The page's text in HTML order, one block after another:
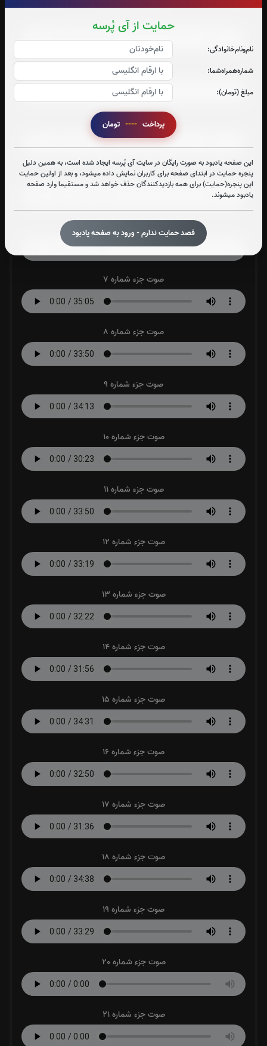
حمایت از آی پُرسه
نام‌و‌نام‌خانوادگی:
شماره‌همراه‌شما:
مبلغ (تومان):
پرداخت ----
این صفحه یادبود به صورت رایگان در سایت آی پُرسه ایجاد شده است، به همین دلیل
پنجره حمایت در ابتدای صفحه برای کاربران نمایش داده میشود، و بعد از اولین حمایت
این پنجره(حمایت) برای همه بازدیدکنندگان حذف خواهد شد و مستقیما وارد صفحه
یادبود میشوند.
قصد حمایت ندارم - ورود به صفحه یادبود
صوت جزء شماره 2
صوت جزء شماره 3
صوت جزء شماره 4
صوت جزء شماره 5
صوت جزء شماره 6
صوت جزء شماره 7
صوت جزء شماره 8
صوت جزء شماره 9
صوت جزء شماره 10
صوت جزء شماره 11
صوت جزء شماره 12
صوت جزء شماره 13
صوت جزء شماره 14
صوت جزء شماره 15
صوت جزء شماره 16
صوت جزء شماره 17
صوت جزء شماره 18
صوت جزء شماره 19
صوت جزء شماره 20
صوت جزء شماره 21